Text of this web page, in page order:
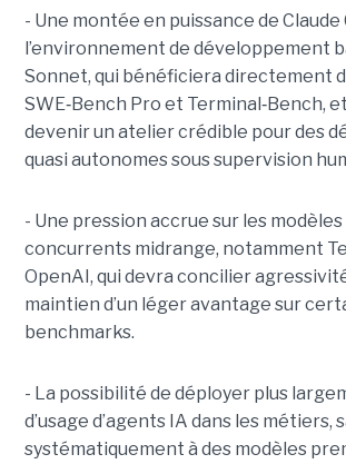
- Une montée en puissance de Claude
l’environnement de développement
Sonnet, qui bénéficiera directement
SWE‑Bench Pro et Terminal‑Bench,
devenir un atelier crédible pour des
quasi autonomes sous supervision
- Une pression accrue sur les modèles
concurrents midrange, notamment
OpenAI, qui devra concilier
maintien d’un léger avantage sur
benchmarks.
- La possibilité de déployer plus
d’usage d’agents IA dans les métiers,
systématiquement à des modèles